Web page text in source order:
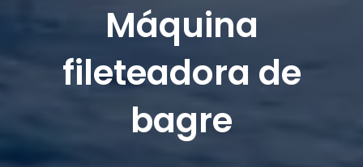
Máquina
fileteadora de
bagre